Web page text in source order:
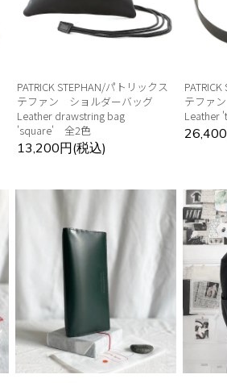
PATRICK STEPHAN/パトリックス
テファン ショルダーバッグ
Leather drawstring bag
'square' 全2色
13,200円(税込)
テファ
Leather